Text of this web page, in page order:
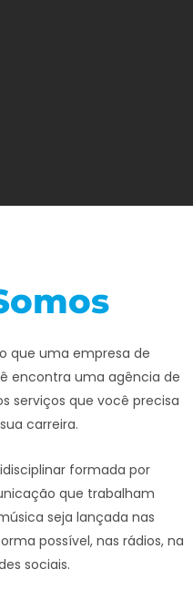
que uma empresa de
encontra uma agência de
serviços que você precisa
carreira.
formada por
que trabalham
seja lançada nas
possível, nas rádios, na
sociais.